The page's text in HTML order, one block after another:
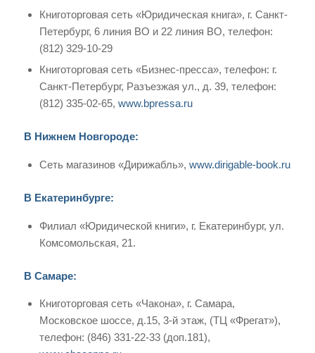
Книготорговая сеть «Юридическая книга», г. Санкт-
Петербург, 6 линия ВО и 22 линия ВО, телефон:
(812) 329-10-29
Книготорговая сеть «Бизнес-пресса», телефон: г.
Санкт-Петербург, Разъезжая ул., д. 39, телефон:
(812) 335-02-65, www.bpressa.ru
В Нижнем Новгороде:
Сеть магазинов «Дирижабль», www.dirigable-book.ru
В Екатеринбурге:
Филиал «Юридической книги», г. Екатеринбург, ул.
Комсомольская, 21.
В Самаре:
Книготорговая сеть «Чакона», г. Самара,
Московское шоссе, д.15, 3-й этаж, (ТЦ «Фрегат»),
телефон: (846) 331-22-33 (доп.181),